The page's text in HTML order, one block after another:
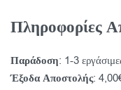
Πληροφορίες
Παράδοση: 1-3
Έξοδα Αποστολής: